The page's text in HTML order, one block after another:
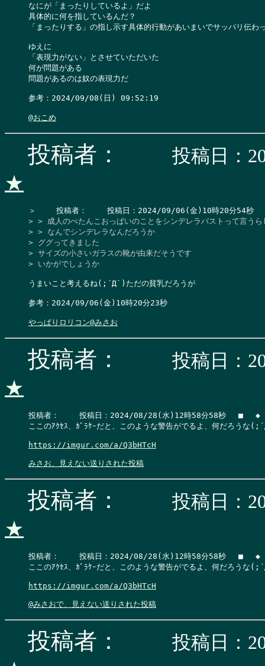
なにが「まったりしているよ」だよ
具体的に何を指しているんだ？
「まったりする」の指し示す具体的行動があいまいでサッパリ伝わ
ゆえに
「表現力がない」とさせていただいた
何が問題がある
問題があるのは奴の表現力だ
参考：2024/09/08(日) 09:52:19
@おこめ
投稿者：
投稿日：
★
> > 成人のぺたんこおっぱいのことをシンデレラバストって言う
> > なんでシンデレラなんだろうか
> ググってきました
> サイズの小さいガラスの靴が由来だそうです
> いかがでしょうか
うまいこと考えるね(;´Д`)ただの貧乳だろうが
参考：2024/09/06(金)10時20分23秒
やっぱりロリコン@みさお
投稿者：
投稿日：
★
投稿者：　 　投稿日：2024/08/28(水)12時58分58秒　 ■　 ◆
ここのｱｸｾｽ、ｶﾞﾗｹｰだと、このような警告がでるよ、何だろうな
https://imgur.com/a/Q3bHTcH
みさお、見えない送りされた投稿
投稿者：
投稿日：
★
投稿者：　 　投稿日：2024/08/28(水)12時58分58秒　 ■　 ◆
ここのｱｸｾｽ、ｶﾞﾗｹｰだと、このような警告がでるよ、何だろうな
https://imgur.com/a/Q3bHTcH
@みさおで、見えない送りされた投稿
投稿者：
投稿日：